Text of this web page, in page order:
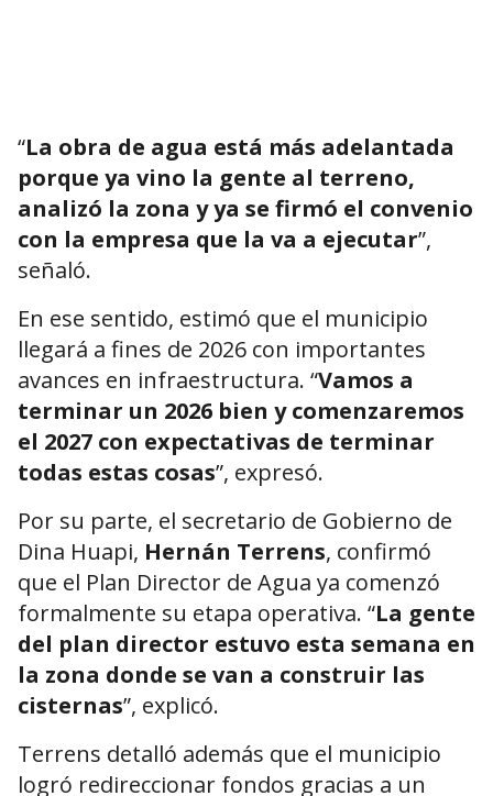
“La obra de agua está más adelantada
porque ya vino la gente al terreno,
analizó la zona y ya se firmó el convenio
con la empresa que la va a ejecutar”,
señaló.
En ese sentido, estimó que el municipio
llegará a fines de 2026 con importantes
avances en infraestructura. “Vamos a
terminar un 2026 bien y comenzaremos
el 2027 con expectativas de terminar
todas estas cosas”, expresó.
Por su parte, el secretario de Gobierno de
Dina Huapi, Hernán Terrens, confirmó
que el Plan Director de Agua ya comenzó
formalmente su etapa operativa. “La gente
del plan director estuvo esta semana en
la zona donde se van a construir las
cisternas”, explicó.
Terrens detalló además que el municipio
logró redireccionar fondos gracias a un